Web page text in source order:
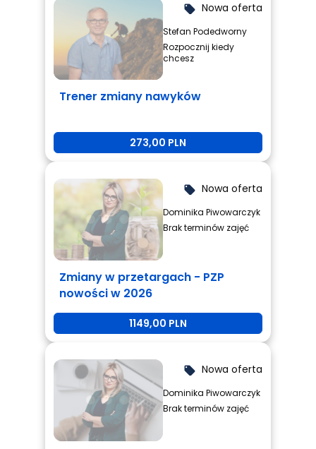
local_offer Nowa oferta
Stefan Podedworny
Rozpocznij kiedy
chcesz
Trener zmiany nawyków
273,00 PLN
local_offer Nowa oferta
Dominika Piwowarczyk
Brak terminów zajęć
Zmiany w przetargach - PZP
nowości w 2026
1149,00 PLN
local_offer Nowa oferta
Dominika Piwowarczyk
Brak terminów zajęć